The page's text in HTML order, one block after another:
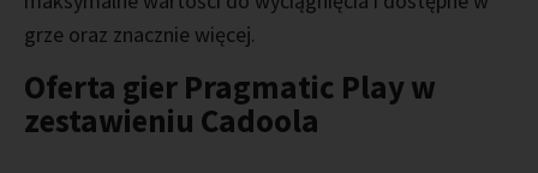
grze oraz znacznie więcej.
Oferta gier Pragmatic Play w
zestawieniu Cadoola